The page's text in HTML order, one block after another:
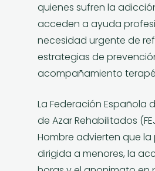
quienes sufren la
acceden a ayuda
necesidad urgente de
estrategias de
acompañamiento
La Federación Española
de Azar Rehabilitados
Hombre advierten que
dirigida a menores, la